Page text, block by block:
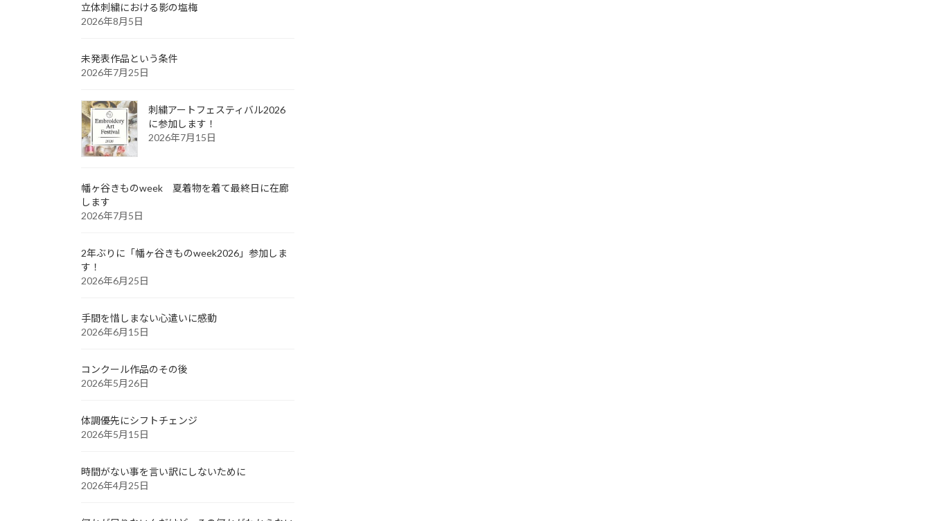
立体刺繍における影の塩梅
2026年8月5日
未発表作品という条件
2026年7月25日
刺繍アートフェスティバル2026
に参加します！
2026年7月15日
幡ヶ谷きものweek 夏着物を着て最終日に在廊
します
2026年7月5日
2年ぶりに「幡ヶ谷きものweek2026」参加しま
す！
2026年6月25日
手間を惜しまない心遣いに感動
2026年6月15日
コンクール作品のその後
2026年5月26日
体調優先にシフトチェンジ
2026年5月15日
時間がない事を言い訳にしないために
2026年4月25日